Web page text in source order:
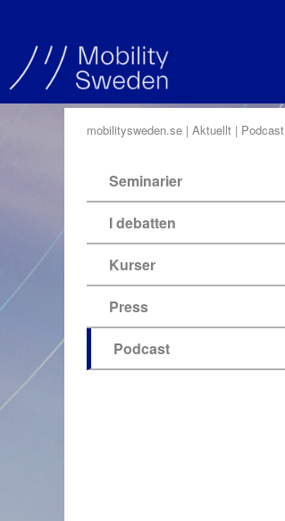
mobilitysweden.se Aktuellt Podcast
Seminarier
I debatten
Kurser
Press
Podcast